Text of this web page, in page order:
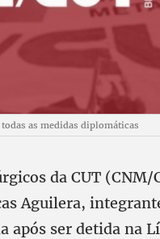
as medidas diplomáticas
da CUT (CNM/
Aguilera,
após ser detida na